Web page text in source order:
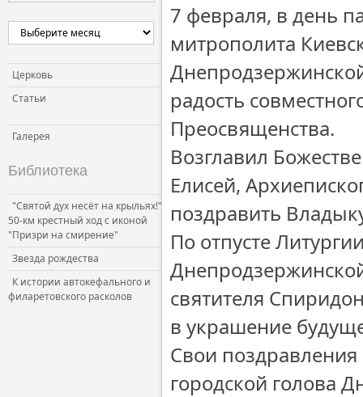
Церковь и власть
Церковь и общество
Церковь и СМИ
Церковь
Статьи
Галерея
Библиотека
"Святой дух несёт на крыльях!"
50-км крестный ход с иконой
"Призри на смирение"
Звезда рождества
К истории автокефального и
филаретовского расколов
7 февраля, в день
митрополита
радость
Преосвященства.
Возглавил
Елисей,
поздравить
По отпусте
святителя
в украшение
Свои
городской голова